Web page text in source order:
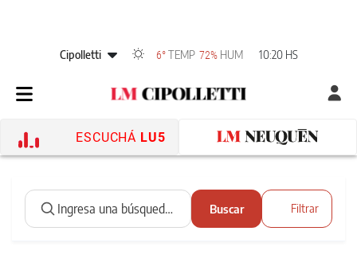
Cipolletti 6° TEMP 72% HUM 10:20 HS
ESCUCHÁ LU5
Buscar Filtrar